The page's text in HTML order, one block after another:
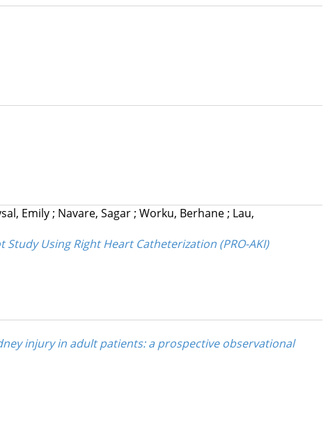
Emily; Navare, Sagar; Worku, Berhane; Lau,
Using Right Heart Catheterization (PRO-AKI)
injury in adult patients: a prospective observational